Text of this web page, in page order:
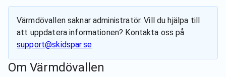
Värmdövallensaknar administratör. Vill du hjälpa till
att uppdatera informationen? Kontakta oss på
support@skidspar.se
Om Värmdövallen